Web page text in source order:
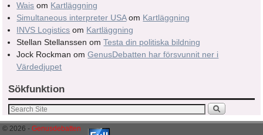
Wais om Kartläggning
Simultaneous interpreter USAom Kartläggning
INVS Logistics om Kartläggning
Stellan Stellanssen omTesta din politiska bildning
Jock Rockman omGenusDebatten har försvunnit ner i
Värdedjupet
Sökfunktion
© 2026 - Genusdebatten